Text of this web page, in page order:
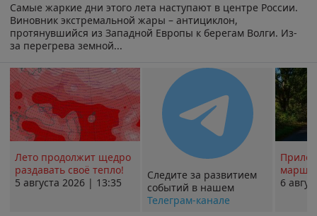
Самые жаркие дни этого лета наступают в центре России.
Виновник экстремальной жары – антициклон,
протянувшийся из Западной Европы к берегам Волги. Из-
за перегрева земной...
Лето продолжит щедро
раздавать своё тепло!
5 августа 2026 | 13:35
Следите за развитием
событий в нашем
Телеграм-канале
6